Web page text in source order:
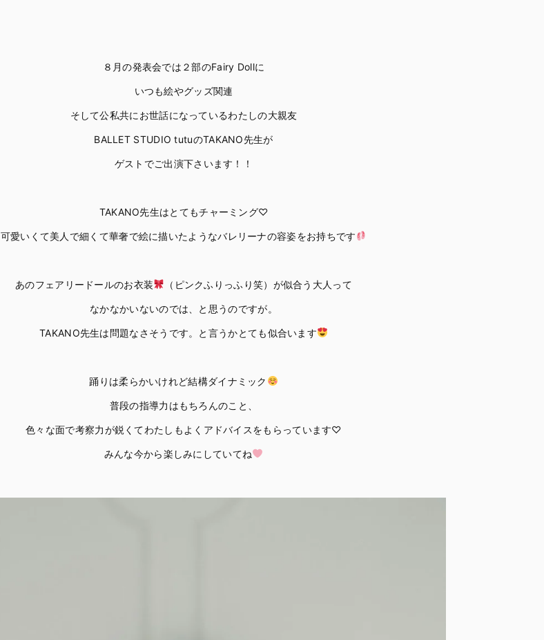
８月の発表会では２部のFairy Dollに
いつも絵やグッズ関連
そして公私共にお世話になっているわたしの大親友
BALLET STUDIO tutuのTAKANO先生が
ゲストでご出演下さいます！！
TAKANO先生はとてもチャーミング♡
可愛いくて美人で細くて華奢で絵に描いたようなバレリーナの容姿をお持ちです
あのフェアリードールのお衣装 （ピンクふりっふり笑）が似合う大人って
なかなかいないのでは、と思うのですが。
TAKANO先生は問題なさそうです。と言うかとても似合います
踊りは柔らかいけれど結構ダイナミック
普段の指導力はもちろんのこと、
色々な面で考察力が鋭くてわたしもよくアドバイスをもらっています♡
みんな今から楽しみにしていてね